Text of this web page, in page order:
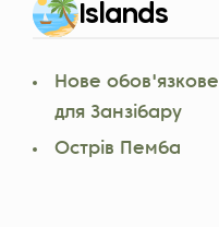
Islands
Нове
для Занзібару
Острів Пемба